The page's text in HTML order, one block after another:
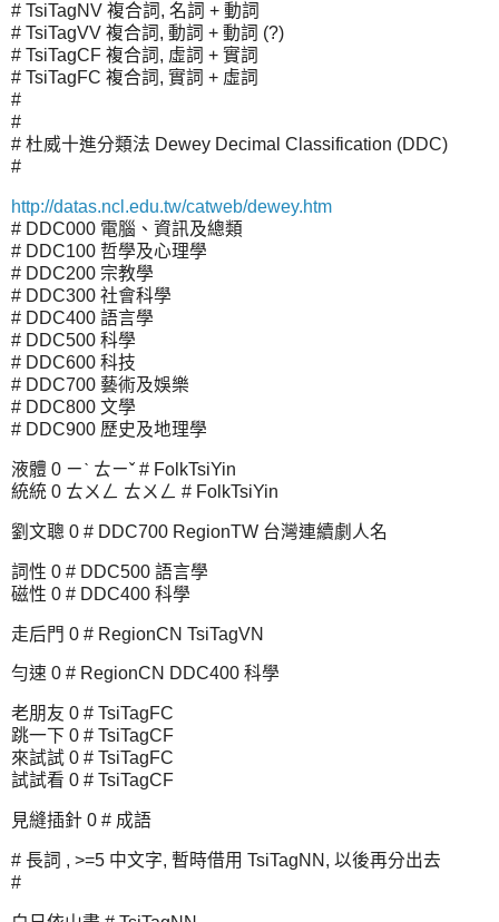
# TsiTagNV 複合詞, 名詞 + 動詞
# TsiTagVV 複合詞, 動詞 + 動詞 (?)
# TsiTagCF 複合詞, 虛詞 + 實詞
# TsiTagFC 複合詞, 實詞 + 虛詞
#
#
# 杜威十進分類法 Dewey Decimal Classification (DDC)
#
http://datas.ncl.edu.tw/catweb/dewey.htm
# DDC000 電腦、資訊及總類
# DDC100 哲學及心理學
# DDC200 宗教學
# DDC300 社會科學
# DDC400 語言學
# DDC500 科學
# DDC600 科技
# DDC700 藝術及娛樂
# DDC800 文學
# DDC900 歷史及地理學
液體 0 ㄧˋ ㄊㄧˇ # FolkTsiYin
統統 0 ㄊㄨㄥ ㄊㄨㄥ # FolkTsiYin
劉文聰 0 # DDC700 RegionTW 台灣連續劇人名
詞性 0 # DDC500 語言學
磁性 0 # DDC400 科學
走后門 0 # RegionCN TsiTagVN
勻速 0 # RegionCN DDC400 科學
老朋友 0 # TsiTagFC
跳一下 0 # TsiTagCF
來試試 0 # TsiTagFC
試試看 0 # TsiTagCF
見縫插針 0 # 成語
# 長詞 , >=5 中文字, 暫時借用 TsiTagNN, 以後再分出去
#